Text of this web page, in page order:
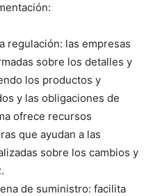
regulación: las empresas
sobre los detalles y
los productos y
y las obligaciones de
ofrece recursos
que ayudan a las
sobre los cambios y
de suministro: facilita